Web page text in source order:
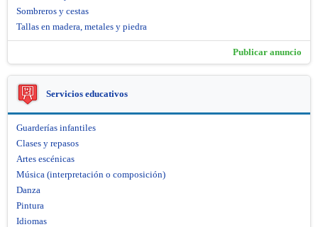
Sombreros y cestas
Tallas en madera, metales y piedra
Publicar anuncio
Servicios educativos
Guarderías infantiles
Clases y repasos
Artes escénicas
Música (interpretación o composición)
Danza
Pintura
Idiomas